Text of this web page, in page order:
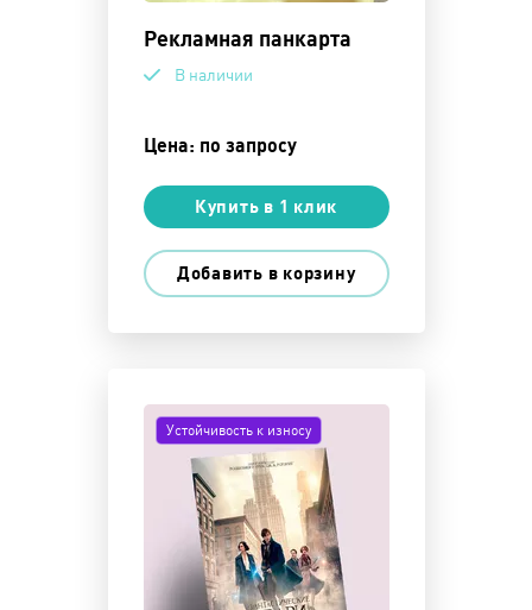
Рекламная панкарта
В наличии
Цена: по запросу
Купить в 1 клик
Добавить в корзину
Устойчивость к износу